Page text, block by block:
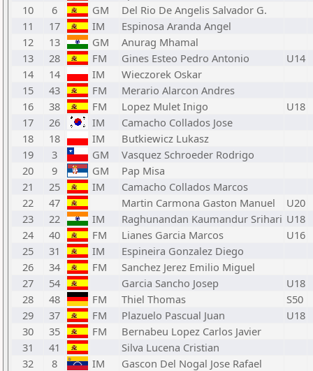
10
6 GM
Del Rio De Angelis Salvador G.
11
17 IM
Espinosa Aranda Angel
12
13 GM
Anurag Mhamal
13
28 FM Gines Esteo Pedro Antonio
U14
14
14 IM
Wieczorek Oskar
15
43 FM
Merario Alarcon Andres
16
38 FM Lopez Mulet Inigo
U18
17
26 IM
Camacho Collados Jose
18
18 IM
Butkiewicz Lukasz
19
3 GM
Vasquez Schroeder Rodrigo
20
9 GM
Pap Misa
21
25 IM
Camacho Collados Marcos
22
47 Martin Carmona Gaston Manuel
U20
23
22 IM Raghunandan Kaumandur Srihari U18
24
40 FM Lianes Garcia Marcos
U16
25
31 IM
Espineira Gonzalez Diego
26
34 FM
Sanchez Jerez Emilio Miguel
27
54 Garcia Sancho Josep
U18
28
48 FM Thiel Thomas
S50
29
37 FM Plazuelo Pascual Juan
U18
30
35 FM
Bernabeu Lopez Carlos Javier
31
41
Silva Lucena Cristian
32
8 IM
Gascon Del Nogal Jose Rafael